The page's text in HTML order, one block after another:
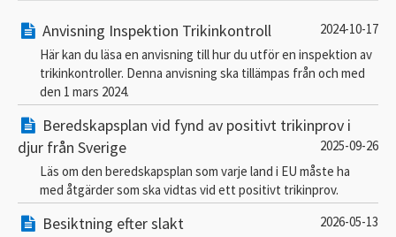
Anvisning Inspektion Trikinkontroll
2024-10-17
Här kan du läsa en anvisning till hur du utför en inspektion av
trikinkontroller. Denna anvisning ska tillämpas från och med
den 1 mars 2024.
Beredskapsplan vid fynd av positivt trikinprov i
djur från Sverige
2025-09-26
Läs om den beredskapsplan som varje land i EU måste ha
med åtgärder som ska vidtas vid ett positivt trikinprov.
Besiktning efter slakt
2026-05-13